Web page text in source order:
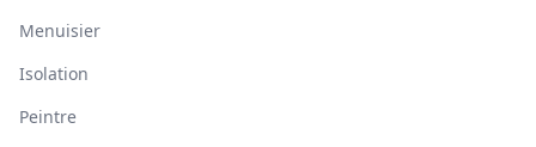
Menuisier
Isolation
Peintre